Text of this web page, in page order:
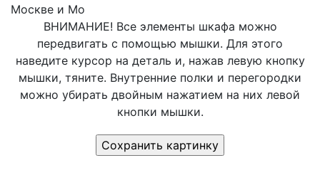
Москве и Мо
ВНИМАНИЕ! Все элементы шкафа можно
передвигать с помощью мышки. Для этого
наведите курсор на деталь и, нажав левую кнопку
мышки, тяните. Внутренние полки и перегородки
можно убирать двойным нажатием на них левой
кнопки мышки.